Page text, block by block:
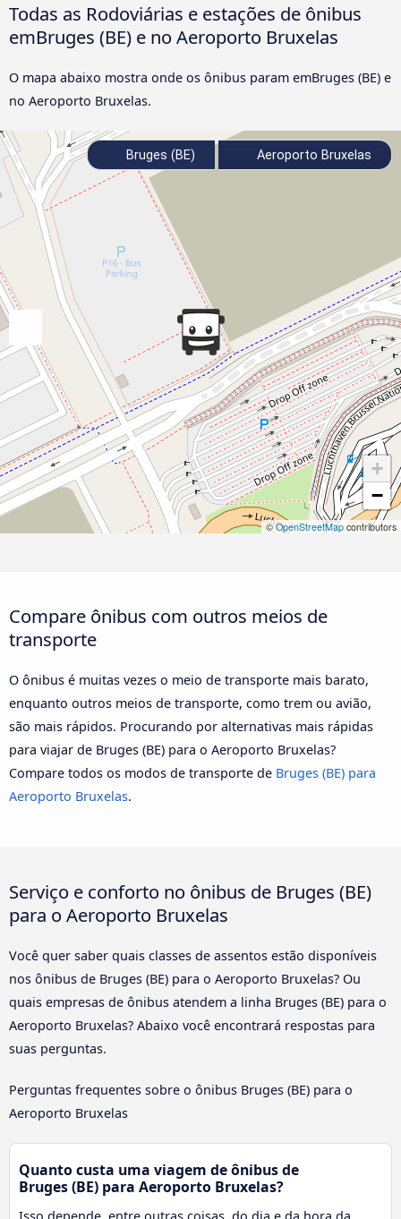
Todas as Rodoviárias e estações de ônibus
emBruges (BE) e no Aeroporto Bruxelas
O mapa abaixo mostra onde os ônibus param emBruges (BE) e
no Aeroporto Bruxelas.
+
−
©OpenStreetMapcontributors
Bruges (BE) Aeroporto Bruxelas
Compare ônibus com outros meios de
transporte
O ônibus é muitas vezes o meio de transporte mais barato,
enquanto outros meios de transporte, como trem ou avião,
são mais rápidos. Procurando por alternativas mais rápidas
para viajar de Bruges (BE) para o Aeroporto Bruxelas?
Compare todos os modos de transporte de Bruges (BE) para
Aeroporto Bruxelas.
Serviço e conforto no ônibus de Bruges (BE)
para o Aeroporto Bruxelas
Você quer saber quais classes de assentos estão disponíveis
nos ônibus de Bruges (BE) para o Aeroporto Bruxelas? Ou
quais empresas de ônibus atendem a linha Bruges (BE) para o
Aeroporto Bruxelas? Abaixo você encontrará respostas para
suas perguntas.
Perguntas frequentes sobre o ônibus Bruges (BE) para o
Aeroporto Bruxelas
Quanto custa uma viagem de ônibus de
Bruges (BE) para Aeroporto Bruxelas?
Isso depende, entre outras coisas, do dia e da hora da